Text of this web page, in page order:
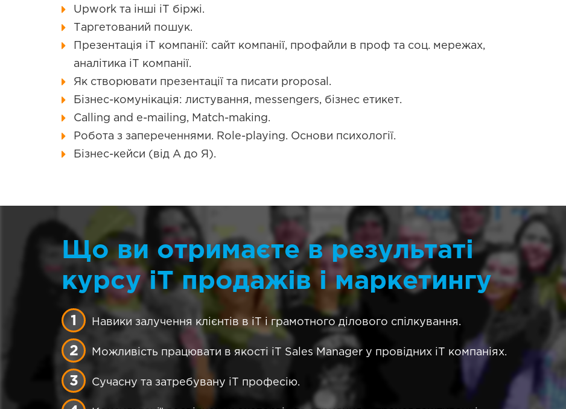
Upwork та інші iT біржі.
Таргетований пошук.
Презентація iT компанії: сайт компанії, профайли в проф та соц. мережах,
аналітика iT компанії.
Як створювати презентації та писати proposal.
Бізнес-комунікація: листування, messengers, бізнес етикет.
Calling and e-mailing, Match-making.
Робота з запереченнями. Role-playing. Основи психології.
Бізнес-кейси (від А до Я).
Що ви отримаєте в результаті
курсу iT продажів і маркетингу
Навики залучення клієнтів в iT і грамотного ділового спілкування.
Можливість працювати в якості iT Sales Manager у провідних iT компаніях.
Сучасну та затребувану iT професію.